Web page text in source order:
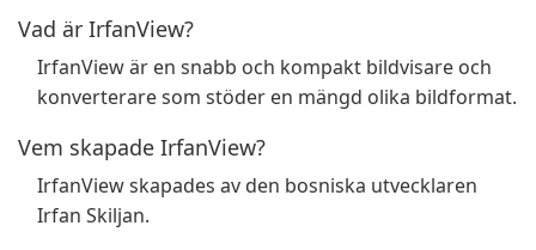
Vad är IrfanView?
IrfanView är en snabb och kompakt bildvisare och
konverterare som stöder en mängd olika bildformat.
Vem skapade IrfanView?
IrfanView skapades av den bosniska utvecklaren
Irfan Skiljan.